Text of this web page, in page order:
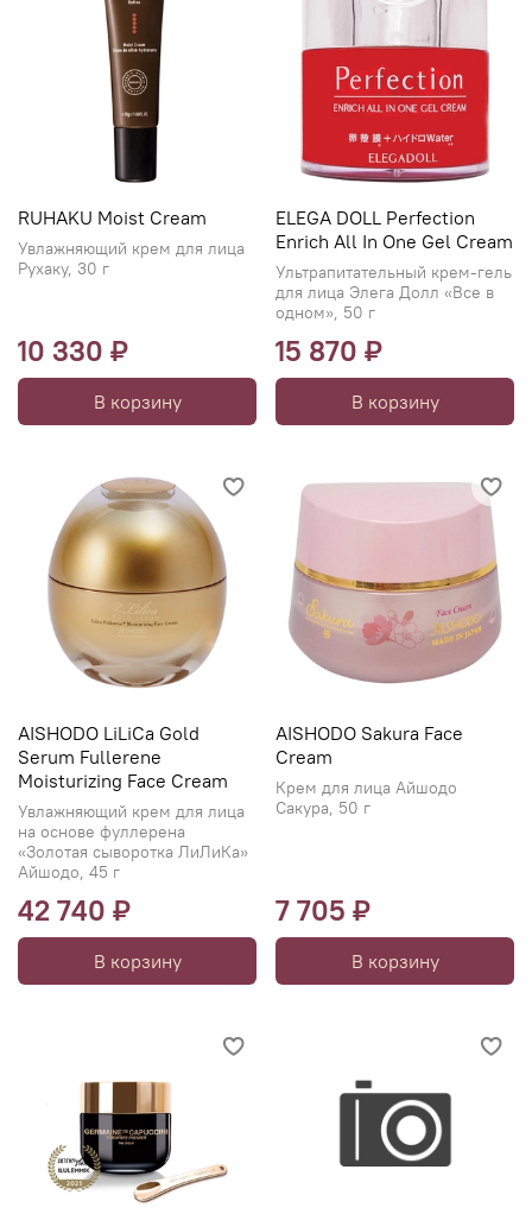
RUHAKU Moist Cream
Увлажняющий крем для лица
Рухаку, 30 г
10 330 ₽
В корзину
ELEGA DOLL Perfection
Enrich All In One Gel Cream
Ультрапитательный крем-гель
для лица Элега Долл «Все в
одном», 50 г
15 870 ₽
В корзину
AISHODO LiLiCa Gold
Serum Fullerene
Moisturizing Face Cream
Увлажняющий крем для лица
на основе фуллерена
«Золотая сыворотка ЛиЛиКа»
Айшодо, 45 г
42 740 ₽
В корзину
AISHODO Sakura Face
Cream
Крем для лица Айшодо
Сакура, 50 г
7 705 ₽
В корзину